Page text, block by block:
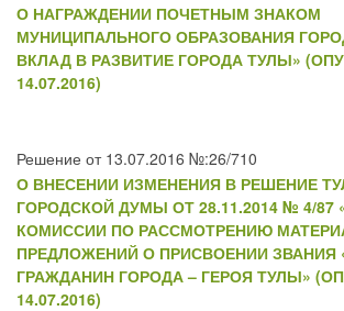
О НАГРАЖДЕНИИ ПОЧЕТНЫМ ЗНАКОМ
МУНИЦИПАЛЬНОГО ОБРАЗОВАНИЯ
ВКЛАД В РАЗВИТИЕ ГОРОДА ТУЛЫ»
14.07.2016)
Решение от 13.07.2016 №:26/710
О ВНЕСЕНИИ ИЗМЕНЕНИЯ В РЕШЕНИЕ
ГОРОДСКОЙ ДУМЫ ОТ 28.11.2014 № 4/87
КОМИССИИ ПО РАССМОТРЕНИЮ
ПРЕДЛОЖЕНИЙ О ПРИСВОЕНИИ ЗВАНИЯ
ГРАЖДАНИН ГОРОДА – ГЕРОЯ ТУЛЫ»
14.07.2016)